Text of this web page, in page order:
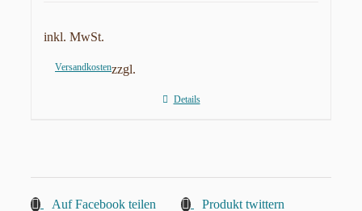
inkl. MwSt.
zzgl.
Versandkosten
Details
Auf Facebook teilen Produkt twittern